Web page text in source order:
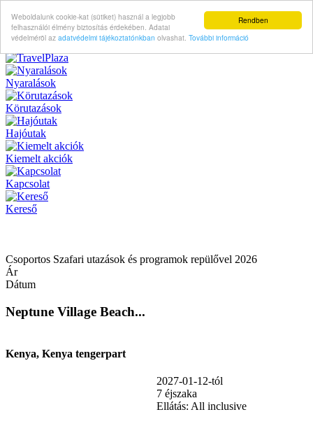
Rendben
Weboldalunk cookie-kat (sütiket) használ a legjobb
felhasználói élmény biztosítás érdekében. Adatai
védelméröl az adatvédelmi tájékoztatónkban olvashat. További információ
Nyaralások
Körutazások
Hajóutak
Kiemelt akciók
Kapcsolat
Kereső
Csoportos Szafari utazások és programok repülővel 2026
Ár
Dátum
Neptune Village Beach...
Kenya, Kenya tengerpart
2027-01-12-tól
7 éjszaka
Ellátás: All inclusive